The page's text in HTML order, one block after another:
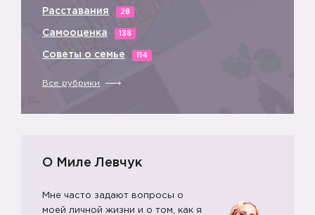
✔️
Расставания 28
Самооценка 138
Советы о семье 114
Все рубрики
О Миле Левчук
Мне часто задают вопросы о
моей личной жизни и о том, как я